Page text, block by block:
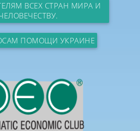
ВСЕХ СТРАН МИРА И
ПОМОЩИ УКРАИНЕ